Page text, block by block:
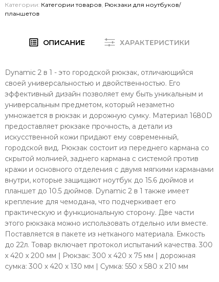
Категории: Категории товаров Рюкзаки для ноутбуков/
планшетов
ОПИСАНИЕ ХАРАКТЕРИСТИКИ
Dynamic 2 в 1 - это городской рюкзак, отличающийся
своей универсальностью и двойственностью. Его
эффективный дизайн позволяет ему быть уникальным и
универсальным предметом, который незаметно
умножается в рюкзак и дорожную сумку. Материал 1680D
предоставляет рюкзаке прочность, а детали из
искусственной кожи придают ему современный,
городской вид. Рюкзак состоит из переднего кармана со
скрытой молнией, заднего кармана с системой против
кражи и основного отделения с двумя мягкими карманами
внутри, которые защищают ноутбук до 15.6 дюймов и
планшет до 10.5 дюймов. Dynamic 2 в 1 также имеет
крепление для чемодана, что подчеркивает его
практическую и функциональную сторону. Две части
этого рюкзака можно использовать отдельно или вместе.
Поставляется в пакете из нетканого материала. Емкость
до 22л. Товар включает протокол испытаний качества. 300
x 420 x 200 мм | Рюкзак: 300 x 420 x 75 мм | дорожная
сумка: 300 x 420 x 130 мм | Сумка: 550 x 580 x 210 мм